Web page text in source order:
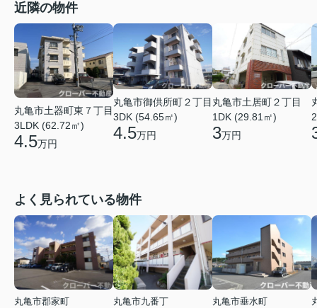
近隣の物件
丸亀市土器町東７丁目
3LDK (62.72㎡)
4.5万円
丸亀市御供所町２丁目
3DK (54.65㎡)
4.5万円
丸亀市土居町２丁目
1DK (29.81㎡)
3万円
よく見られている物件
丸亀市郡家町
丸亀市九番丁
丸亀市垂水町